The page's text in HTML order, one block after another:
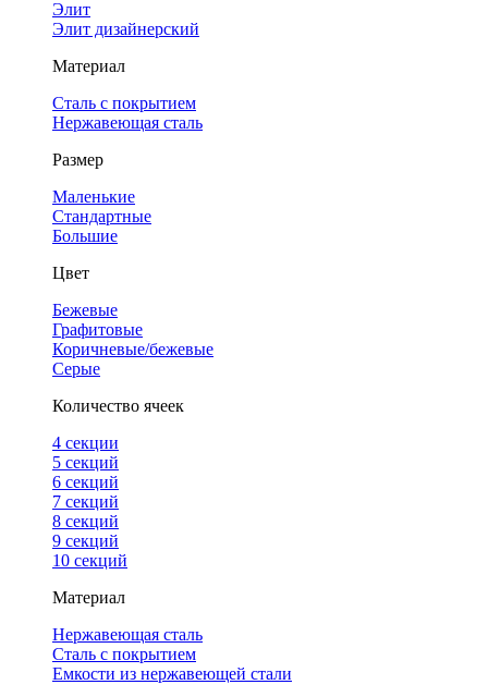
Элит
Элит дизайнерский
Материал
Сталь с покрытием
Нержавеющая сталь
Размер
Маленькие
Стандартные
Большие
Цвет
Бежевые
Графитовые
Коричневые/бежевые
Серые
Количество ячеек
4 cекции
5 секций
6 секций
7 секций
8 секций
9 секций
10 секций
Материал
Нержавеющая сталь
Сталь с покрытием
Емкости из нержавеющей стали